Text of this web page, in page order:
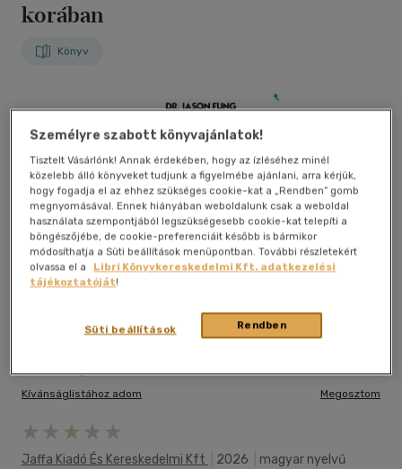
korában
Könyv
Kívánságlistához adom Megosztom
Jaffa Kiadó És Kereskedelmi Kft 2026
magyar nyelvű
Személyre szabott könyvajánlatok!
Tisztelt Vásárlónk! Annak érdekében, hogy az ízléséhez minél
közelebb álló könyveket tudjunk a figyelmébe ajánlani, arra kérjük,
hogy fogadja el az ehhez szükséges cookie-kat a „Rendben” gomb
megnyomásával. Ennek hiányában weboldalunk csak a weboldal
használata szempontjából legszükségesebb cookie-kat telepíti a
böngészőjébe, de cookie-preferenciáit később is bármikor
módosíthatja a Süti beállítások menüpontban. További részletekért
olvassa el a
Libri Könyvkereskedelmi Kft. adatkezelési
tájékoztatóját!
Rendben
Süti beállítások